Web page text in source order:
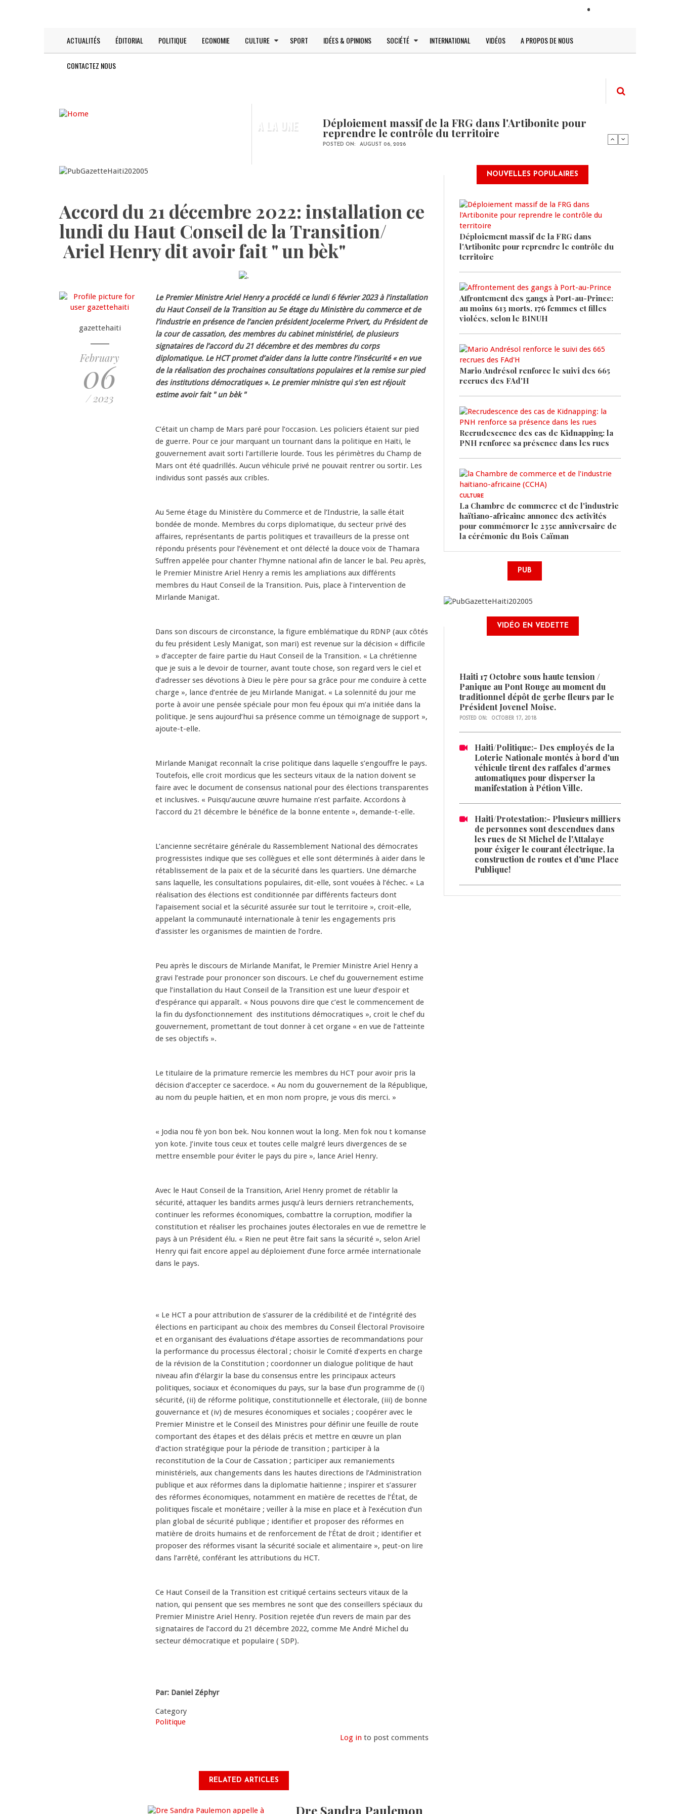
Main
navigation
ACTUALITÉS ÉDITORIAL POLITIQUE ECONOMIE CULTURE SPORT IDÉES & OPINIONS SOCIÉTÉ INTERNATIONAL VIDÉOS A PROPOS DE NOUS
CONTACTEZ NOUS
A LA UNE Déploiement massif de la FRG dans l'Artibonite pour
reprendre le contrôle du territoire
POSTED ON: AUGUST 06, 2026
Accord du 21 décembre 2022: installation ce
lundi du Haut Conseil de la Transition/
Ariel Henry dit avoir fait " un bèk"
gazettehaiti
February
06
/ 2023
Le Premier Ministre Ariel Henry a procédé ce lundi 6 février 2023 à l’installation
du Haut Conseil de la Transition au 5e étage du Ministère du commerce et de
l’industrie en présence de l’ancien président Jocelerme Privert, du Président de
la cour de cassation, des membres du cabinet ministériel, de plusieurs
signataires de l’accord du 21 décembre et des membres du corps
diplomatique. Le HCT promet d’aider dans la lutte contre l’insécurité « en vue
de la réalisation des prochaines consultations populaires et la remise sur pied
des institutions démocratiques ». Le premier ministre qui s'en est réjouit
estime avoir fait " un bèk "
C’était un champ de Mars paré pour l’occasion. Les policiers étaient sur pied
de guerre. Pour ce jour marquant un tournant dans la politique en Haïti, le
gouvernement avait sorti l’artillerie lourde. Tous les périmètres du Champ de
Mars ont été quadrillés. Aucun véhicule privé ne pouvait rentrer ou sortir. Les
individus sont passés aux cribles.
Au 5eme étage du Ministère du Commerce et de l’Industrie, la salle était
bondée de monde. Membres du corps diplomatique, du secteur privé des
affaires, représentants de partis politiques et travailleurs de la presse ont
répondu présents pour l’évènement et ont délecté la douce voix de Thamara
Suffren appelée pour chanter l’hymne national afin de lancer le bal. Peu après,
le Premier Ministre Ariel Henry a remis les ampliations aux différents
membres du Haut Conseil de la Transition. Puis, place à l’intervention de
Mirlande Manigat.
Dans son discours de circonstance, la figure emblématique du RDNP (aux côtés
du feu président Lesly Manigat, son mari) est revenue sur la décision « difficile
» d’accepter de faire partie du Haut Conseil de la Transition. « La chrétienne
que je suis a le devoir de tourner, avant toute chose, son regard vers le ciel et
d’adresser ses dévotions à Dieu le père pour sa grâce pour me conduire à cette
charge », lance d’entrée de jeu Mirlande Manigat. « La solennité du jour me
porte à avoir une pensée spéciale pour mon feu époux qui m’a initiée dans la
politique. Je sens aujourd’hui sa présence comme un témoignage de support »,
ajoute-t-elle.
Mirlande Manigat reconnaît la crise politique dans laquelle s’engouffre le pays.
Toutefois, elle croit mordicus que les secteurs vitaux de la nation doivent se
faire avec le document de consensus national pour des élections transparentes
et inclusives. « Puisqu’aucune œuvre humaine n’est parfaite. Accordons à
l’accord du 21 décembre le bénéfice de la bonne entente », demande-t-elle.
L’ancienne secrétaire générale du Rassemblement National des démocrates
progressistes indique que ses collègues et elle sont déterminés à aider dans le
rétablissement de la paix et de la sécurité dans les quartiers. Une démarche
sans laquelle, les consultations populaires, dit-elle, sont vouées à l’échec. « La
réalisation des élections est conditionnée par différents facteurs dont
l’apaisement social et la sécurité assurée sur tout le territoire », croit-elle,
appelant la communauté internationale à tenir les engagements pris
d’assister les organismes de maintien de l’ordre.
Peu après le discours de Mirlande Manifat, le Premier Ministre Ariel Henry a
gravi l’estrade pour prononcer son discours. Le chef du gouvernement estime
que l’installation du Haut Conseil de la Transition est une lueur d’espoir et
d’espérance qui apparaît. « Nous pouvons dire que c’est le commencement de
la fin du dysfonctionnement des institutions démocratiques », croit le chef du
gouvernement, promettant de tout donner à cet organe « en vue de l’atteinte
de ses objectifs ».
Le titulaire de la primature remercie les membres du HCT pour avoir pris la
décision d’accepter ce sacerdoce. « Au nom du gouvernement de la République,
au nom du peuple haïtien, et en mon nom propre, je vous dis merci. »
« Jodia nou fè yon bon bek. Nou konnen wout la long. Men fok nou t komanse
yon kote. J’invite tous ceux et toutes celle malgré leurs divergences de se
mettre ensemble pour éviter le pays du pire », lance Ariel Henry.
Avec le Haut Conseil de la Transition, Ariel Henry promet de rétablir la
sécurité, attaquer les bandits armes jusqu’à leurs derniers retranchements,
continuer les reformes économiques, combattre la corruption, modifier la
constitution et réaliser les prochaines joutes électorales en vue de remettre le
pays à un Président élu. « Rien ne peut être fait sans la sécurité », selon Ariel
Henry qui fait encore appel au déploiement d’une force armée internationale
dans le pays.
« Le HCT a pour attribution de s’assurer de la crédibilité et de l’intégrité des
élections en participant au choix des membres du Conseil Électoral Provisoire
et en organisant des évaluations d’étape assorties de recommandations pour
la performance du processus électoral ; choisir le Comité d’experts en charge
de la révision de la Constitution ; coordonner un dialogue politique de haut
niveau afin d’élargir la base du consensus entre les principaux acteurs
politiques, sociaux et économiques du pays, sur la base d’un programme de (i)
sécurité, (ii) de réforme politique, constitutionnelle et électorale, (iii) de bonne
gouvernance et (iv) de mesures économiques et sociales ; coopérer avec le
Premier Ministre et le Conseil des Ministres pour définir une feuille de route
comportant des étapes et des délais précis et mettre en œuvre un plan
d’action stratégique pour la période de transition ; participer à la
reconstitution de la Cour de Cassation ; participer aux remaniements
ministériels, aux changements dans les hautes directions de l’Administration
publique et aux réformes dans la diplomatie haïtienne ; inspirer et s’assurer
des réformes économiques, notamment en matière de recettes de l’État, de
politiques fiscale et monétaire ; veiller à la mise en place et à l’exécution d’un
plan global de sécurité publique ; identifier et proposer des réformes en
matière de droits humains et de renforcement de l’État de droit ; identifier et
proposer des réformes visant la sécurité sociale et alimentaire », peut-on lire
dans l’arrêté, conférant les attributions du HCT.
Ce Haut Conseil de la Transition est critiqué certains secteurs vitaux de la
nation, qui pensent que ses membres ne sont que des conseillers spéciaux du
Premier Ministre Ariel Henry. Position rejetée d’un revers de main par des
signataires de l’accord du 21 décembre 2022, comme Me André Michel du
secteur démocratique et populaire ( SDP).
Par: Daniel Zéphyr
Category
Politique
Log in to post comments
RELATED ARTICLES
Dre Sandra Paulemon
NOUVELLES POPULAIRES
Déploiement massif de la FRG dans
l'Artibonite pour reprendre le contrôle du
territoire
Affrontement des gangs à Port-au-Prince:
au moins 613 morts, 176 femmes et filles
violées, selon le BINUH
Mario Andrésol renforce le suivi des 665
recrues des FAd'H
Recrudescence des cas de Kidnapping: la
PNH renforce sa présence dans les rues
CULTURE
La Chambre de commerce et de l'industrie
haïtiano-africaine annonce des activités
pour commémorer le 235e anniversaire de
la cérémonie du Bois Caïman
PUB
VIDÉO EN VEDETTE
Haiti 17 Octobre sous haute tension /
Panique au Pont Rouge au moment du
traditionnel dépôt de gerbe fleurs par le
Président Jovenel Moise.
POSTED ON: OCTOBER 17, 2018
Haiti/Politique:- Des employés de la
Loterie Nationale montés à bord d'un
véhicule tirent des raffales d'armes
automatiques pour disperser la
manifestation à Pétion Ville.
Haiti/Protestation:- Plusieurs milliers
de personnes sont descendues dans
les rues de St Michel de l'Attalaye
pour éxiger le courant électrique, la
construction de routes et d'une Place
Publique!